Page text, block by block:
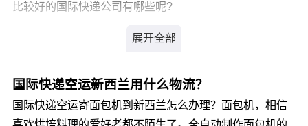
比较好的国际快递公司有哪些呢?
您可以登录我们官方网站 详细咨询，我司会有专业客服为
您解答，解决您裤子国际快递到美国的疑虑。
国际快递空运新西兰用什么物流？
国际快递空运寄面包机到新西兰怎么办理？面包机，相信